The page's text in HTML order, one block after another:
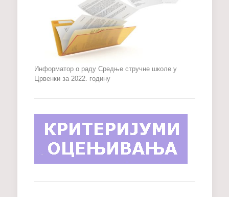
Информатор о раду Средње стручне школе у
Црвенки за 2022. годину